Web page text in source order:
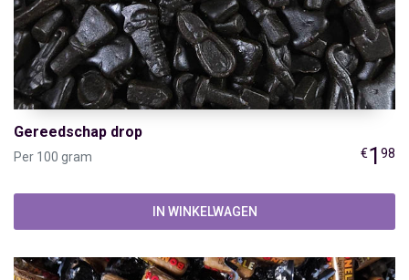
Gereedschap drop
Per 100 gram €1 98
IN WINKELWAGEN